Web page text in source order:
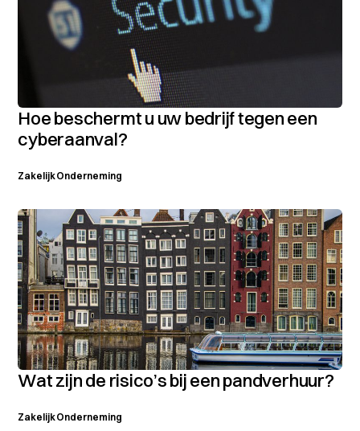
Hoe beschermt u uw bedrijf tegen een
cyberaanval?
ZakelijkOnderneming
Wat zijn de risico’s bij een pandverhuur?
ZakelijkOnderneming